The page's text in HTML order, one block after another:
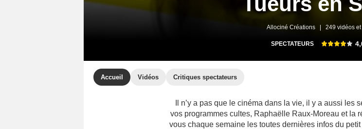
Allociné Créations 249 vidéos
SPECTATEURS
Accueil Vidéos Critiques spectateurs
Il n’y a pas que le cinéma dans la vie, il y a aussi les
vos programmes cultes, Raphaëlle Raux-Moreau et la
vous chaque semaine les toutes dernières infos du